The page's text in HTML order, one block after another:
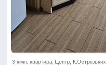
3-кімн. квартира, Центр, К.Острозьких